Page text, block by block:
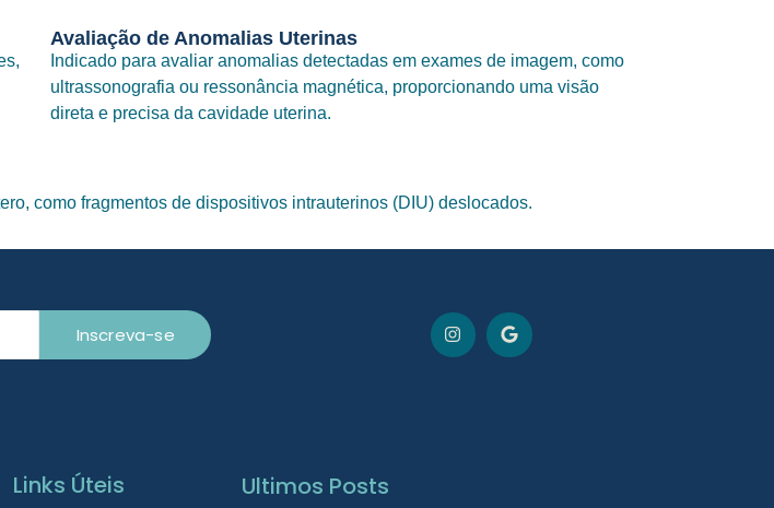
Avaliação de Anomalias Uterinas
Indicado para avaliar anomalias detectadas em exames de imagem, como
ultrassonografia ou ressonância magnética, proporcionando uma visão
direta e precisa da cavidade uterina.
como fragmentos de dispositivos intrauterinos (DIU) deslocados.
Inscreva-se
Links Úteis Ultimos Posts